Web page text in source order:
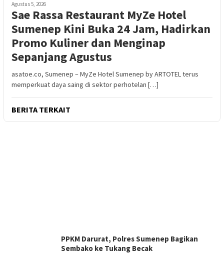
Agustus 5, 2026
Sae Rassa Restaurant MyZe Hotel
Sumenep Kini Buka 24 Jam, Hadirkan
Promo Kuliner dan Menginap
Sepanjang Agustus
asatoe.co, Sumenep – MyZe Hotel Sumenep by ARTOTEL terus
memperkuat daya saing di sektor perhotelan […]
BERITA TERKAIT
PPKM Darurat, Polres Sumenep Bagikan
Sembako ke Tukang Becak